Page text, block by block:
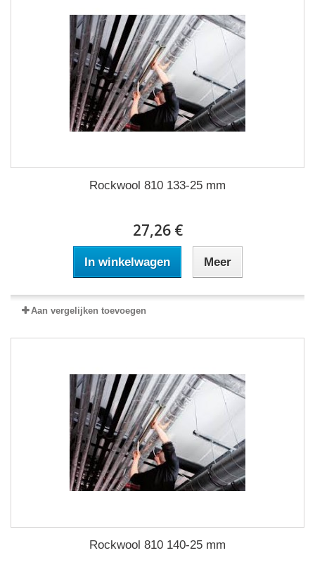
Rockwool 810 133-25 mm
27,26 €
In winkelwagen Meer
Aan vergelijken toevoegen
Rockwool 810 140-25 mm